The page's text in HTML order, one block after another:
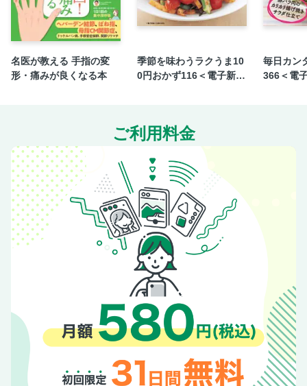
＜自律神経を鍛える＞
100歳心臓のカギは自律神経にありました
交感神経と副交感神経、どちらが優位？
「がんばる神経」と「休む神経」の本当の関係
＜心臓をいたわるのはどっち!? クイズ＞
〈COLUMN〉 恋愛感情は自律神経を安定させる
心臓病と併発しやすい病気
南先生が伝えたい 守ってほしい3つのこと
血管年齢は、実年齢のマイナス20歳！ 南先生が実践する健
康習慣
名医が教える 手指の変
形・痛みが良くなる本
季節を味わうラクうま10
0円おかず116＜電子新版
毎日カン
366＜電
ご利用料金